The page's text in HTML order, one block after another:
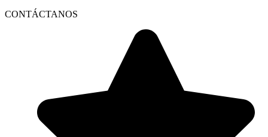
CONTÁCTANOS